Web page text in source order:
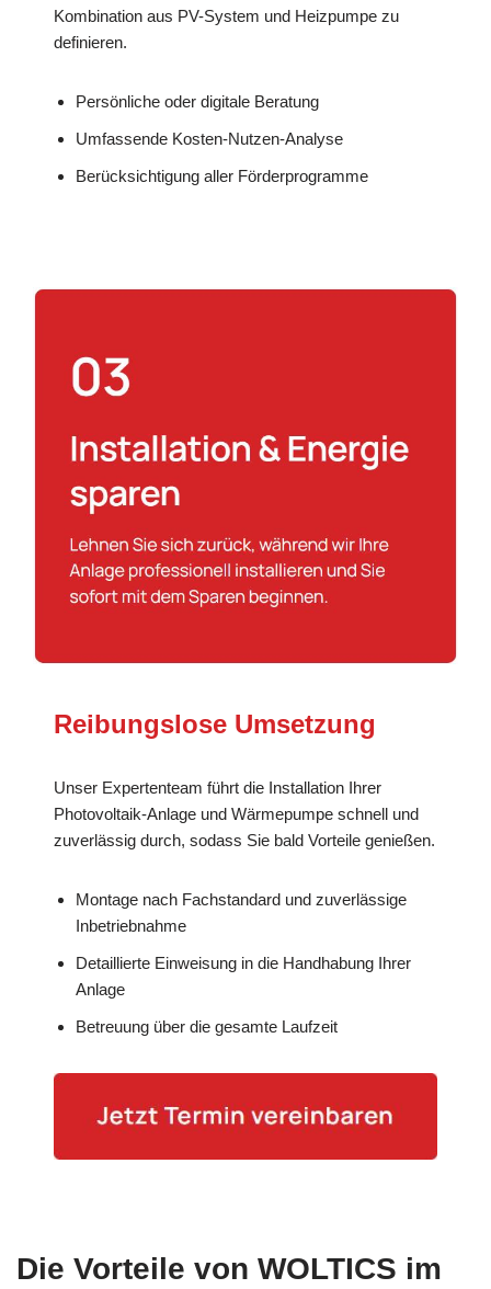
Kombination aus PV-System und Heizpumpe zu
definieren.
Persönliche oder digitale Beratung
Umfassende Kosten-Nutzen-Analyse
Berücksichtigung aller Förderprogramme
Reibungslose Umsetzung
Unser Expertenteam führt die Installation Ihrer
Photovoltaik-Anlage und Wärmepumpe schnell und
zuverlässig durch, sodass Sie bald Vorteile genießen.
Montage nach Fachstandard und zuverlässige
Inbetriebnahme
Detaillierte Einweisung in die Handhabung Ihrer
Anlage
Betreuung über die gesamte Laufzeit
Die Vorteile von WOLTICS im